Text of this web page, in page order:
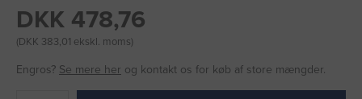
DKK 478,76
(DKK 383,01 ekskl. moms)
Engros? Se mere her og kontakt os for køb af store mængder.